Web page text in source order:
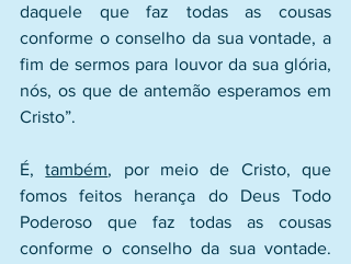
daquele que faz todas as cousas
conforme o conselho da sua vontade, a
fim de sermos para louvor da sua glória,
nós, os que de antemão esperamos em
Cristo”.
É, também, por meio de Cristo, que
fomos feitos herança do Deus Todo
Poderoso que faz todas as cousas